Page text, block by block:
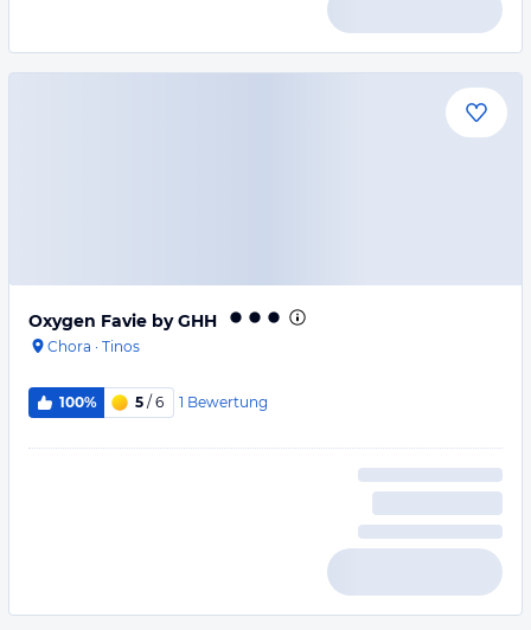
Oxygen Favie by GHH
Chora · Tinos
100% 5 / 6 1 Bewertung